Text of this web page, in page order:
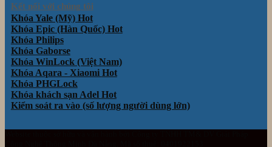
Kết nối với chúng tôi
Khóa Yale (Mỹ)
Khóa Epic (Hàn Quốc)
Khóa Philips
Khóa Gaborse
Khóa WinLock (Việt Nam)
Khóa Aqara - Xiaomi
Khóa PHGLock
Khóa khách sạn Adel
Kiểm soát ra vào (số lượng người dùng lớn)